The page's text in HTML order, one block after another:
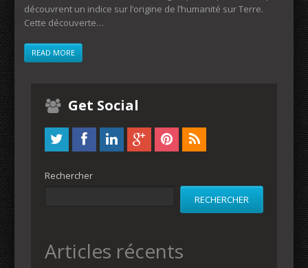
découvrent un indice sur l’origine de l’humanité sur Terre.
Cette découverte…
READ MORE
Get Social
Rechercher
RECHERCHER
Articles récents